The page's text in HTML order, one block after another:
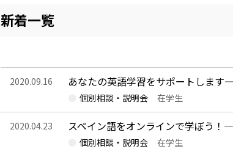
新着一覧
あなたの英語学習をサポートしま
2020.09.16
個別相談・説明会
在学生
スペイン語をオンラインで学ぼう
2020.04.23
個別相談・説明会
在学生